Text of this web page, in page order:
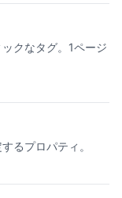
クなタグ。1ページ
るプロパティ。